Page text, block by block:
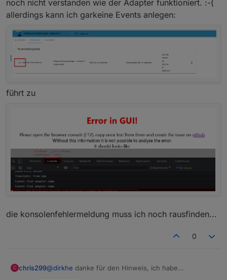
da gerade an der json config.
noch nicht verstanden wie der Adapter funktioniert. :-(
allerdings kann ich garkeine Events anlegen:
führt zu
die konsolenfehlermeldung muss ich noch rausfinden...
0
C chris299@dirkhe danke für den Hinweis, ich habe